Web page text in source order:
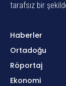
tarafsız bir
Haberler
Ortadoğu
Röportaj
Ekonomi